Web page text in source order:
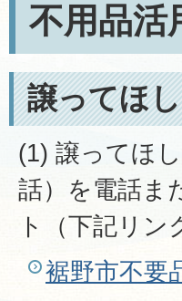
不用品活
譲ってほ
(1) 譲ってほ
話）を電話ま
ト（下記リ
裾野市不要